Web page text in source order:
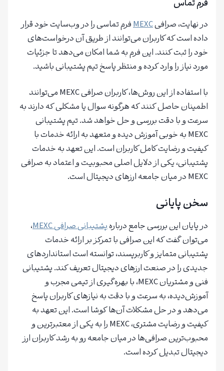
فرم تماس
در نهایت، صرافیMEXCفرم تماسی را در وب‌سایت خود قرار
داده است که کاربران می‌توانند از طریق آن درخواست‌های
خود را ثبت کنند. این فرم به شما امکان می‌دهد تا جزئیات
مورد نیاز را وارد کرده و منتظر پاسخ تیم پشتیبانی باشید.
با استفاده از این روش‌ها، کاربران صرافی MEXC می‌توانند
اطمینان حاصل کنند که هرگونه سوال یا مشکلی که دارند به
سرعت و با دقت بررسی و حل خواهد شد. تیم پشتیبانی
MEXC به خوبی آموزش دیده و متعهد به ارائه خدمات با
کیفیت و رضایت کامل کاربران است. این تعهد به خدمات
پشتیبانی، یکی از دلایل اصلی محبوبیت و اعتماد به صرافی
MEXC در میان جامعه ارزهای دیجیتال است.
سخن پایانی
در پایان این بررسی جامع دربارهپشتیبانی صرافی MEXC
،
می‌توان گفت که این صرافی با تمرکز بر ارائه خدمات
پشتیبانی متمایز و کاربرپسند، توانسته است استانداردهای
جدیدی را در صنعت ارزهای دیجیتال تعریف کند. پشتیبانی
فنی و مشتریان MEXC، با بهره‌گیری از تیمی مجرب و
آموزش‌دیده، به سرعت و با دقت به نیازهای کاربران پاسخ
می‌دهد و در حل مشکلات آن‌ها کوشا است. این تعهد به
کیفیت و رضایت مشتری، MEXC را به یکی از معتبرترین و
محبوب‌ترین صرافی‌ها در میان جامعه رو به رشد کاربران ارز
دیجیتال تبدیل کرده است.